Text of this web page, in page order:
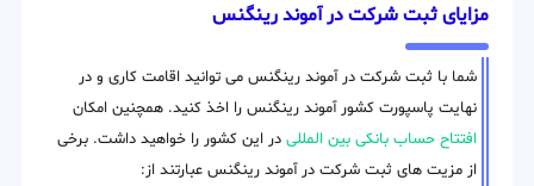
مزایای ثبت شرکت در آموند رینگنس
شما با ثبت شرکت در آموند رینگنس می توانید اقامت کاری و در
نهایت پاسپورت کشور آموند رینگنس را اخذ کنید. همچنین امکان
افتتاح حساب بانکی بین المللی در این کشور را خواهید داشت. برخی
از مزیت های ثبت شرکت در آموند رینگنس عبارتند از: